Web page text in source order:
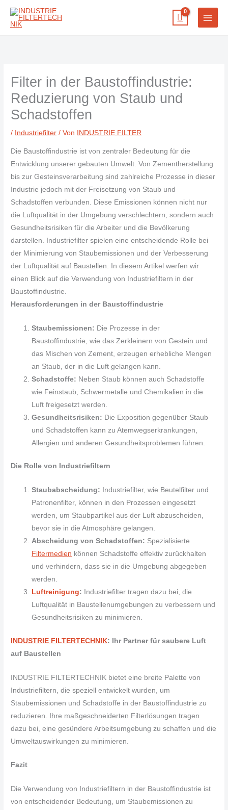
Zum
Filter in der Baustoffindustrie:
Reduzierung von Staub und
Schadstoffen
/ Industriefilter / Von INDUSTRIE FILTER
Die Baustoffindustrie ist von zentraler Bedeutung für die
Entwicklung unserer gebauten Umwelt. Von Zementherstellung
bis zur Gesteinsverarbeitung sind zahlreiche Prozesse in dieser
Industrie jedoch mit der Freisetzung von Staub und
Schadstoffen verbunden. Diese Emissionen können nicht nur
die Luftqualität in der Umgebung verschlechtern, sondern auch
Gesundheitsrisiken für die Arbeiter und die Bevölkerung
darstellen. Industriefilter spielen eine entscheidende Rolle bei
der Minimierung von Staubemissionen und der Verbesserung
der Luftqualität auf Baustellen. In diesem Artikel werfen wir
einen Blick auf die Verwendung von Industriefiltern in der
Baustoffindustrie.
Herausforderungen in der Baustoffindustrie
Staubemissionen: Die Prozesse in der
Baustoffindustrie, wie das Zerkleinern von Gestein und
das Mischen von Zement, erzeugen erhebliche Mengen
an Staub, der in die Luft gelangen kann.
Schadstoffe: Neben Staub können auch Schadstoffe
wie Feinstaub, Schwermetalle und Chemikalien in die
Luft freigesetzt werden.
Gesundheitsrisiken: Die Exposition gegenüber Staub
und Schadstoffen kann zu Atemwegserkrankungen,
Allergien und anderen Gesundheitsproblemen führen.
Die Rolle von Industriefiltern
Staubabscheidung: Industriefilter, wie Beutelfilter und
Patronenfilter, können in den Prozessen eingesetzt
werden, um Staubpartikel aus der Luft abzuscheiden,
bevor sie in die Atmosphäre gelangen.
Abscheidung von Schadstoffen: Spezialisierte
Filtermedien können Schadstoffe effektiv zurückhalten
und verhindern, dass sie in die Umgebung abgegeben
werden.
Luftreinigung: Industriefilter tragen dazu bei, die
Luftqualität in Baustellenumgebungen zu verbessern und
Gesundheitsrisiken zu minimieren.
INDUSTRIE FILTERTECHNIK: Ihr Partner für saubere Luft
auf Baustellen
INDUSTRIE FILTERTECHNIK bietet eine breite Palette von
Industriefiltern, die speziell entwickelt wurden, um
Staubemissionen und Schadstoffe in der Baustoffindustrie zu
reduzieren. Ihre maßgeschneiderten Filterlösungen tragen
dazu bei, eine gesündere Arbeitsumgebung zu schaffen und die
Umweltauswirkungen zu minimieren.
Fazit
Die Verwendung von Industriefiltern in der Baustoffindustrie ist
von entscheidender Bedeutung, um Staubemissionen zu